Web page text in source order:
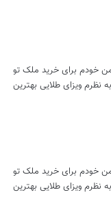
خودم برای خرید ملک تو
ویزای طلایی بهترین
خودم برای خرید ملک تو
ویزای طلایی بهترین